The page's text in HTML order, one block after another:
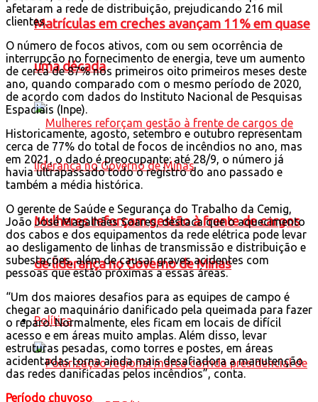
Matrículas em creches avançam 11% em quase
uma década
Mulheres reforçam gestão à frente de cargos
de liderança no Governo de Minas
Política
afetaram a rede de distribuição, prejudicando 216 mil
clientes.
O número de focos ativos, com ou sem ocorrência de
interrupção no fornecimento de energia, teve um aumento
de cerca de 87% nos primeiros oito primeiros meses deste
ano, quando comparado com o mesmo período de 2020,
de acordo com dados do Instituto Nacional de Pesquisas
Espaciais (Inpe).
Historicamente, agosto, setembro e outubro representam
cerca de 77% do total de focos de incêndios no ano, mas
em 2021, o dado é preocupante: até 28/9, o número já
havia ultrapassado todo o registro do ano passado e
também a média histórica.
O gerente de Saúde e Segurança do Trabalho da Cemig,
João José Magalhães Soares, destaca que o aquecimento
dos cabos e dos equipamentos da rede elétrica pode levar
ao desligamento de linhas de transmissão e distribuição e
subestações, além de causar graves acidentes com
pessoas que estão próximas a essas áreas.
“Um dos maiores desafios para as equipes de campo é
chegar ao maquinário danificado pela queimada para fazer
o reparo. Normalmente, eles ficam em locais de difícil
acesso e em áreas muito amplas. Além disso, levar
estruturas pesadas, como torres e postes, em áreas
acidentadas torna ainda mais desafiadora a manutenção
das redes danificadas pelos incêndios”, conta.
Período chuvoso